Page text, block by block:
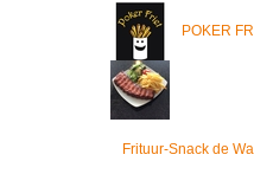
POKER
Frituur-Snack de